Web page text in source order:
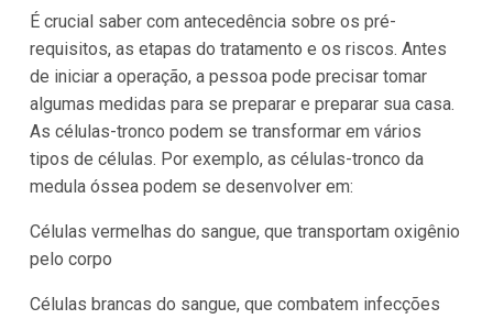
É crucial saber com antecedência sobre os pré-
requisitos, as etapas do tratamento e os riscos. Antes
de iniciar a operação, a pessoa pode precisar tomar
algumas medidas para se preparar e preparar sua casa.
As células-tronco podem se transformar em vários
tipos de células. Por exemplo, as células-tronco da
medula óssea podem se desenvolver em:
Células vermelhas do sangue, que transportam oxigênio
pelo corpo
Células brancas do sangue, que combatem infecções